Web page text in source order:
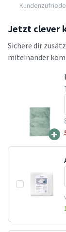
Jetzt clever
Sichere dir
miteinander
+